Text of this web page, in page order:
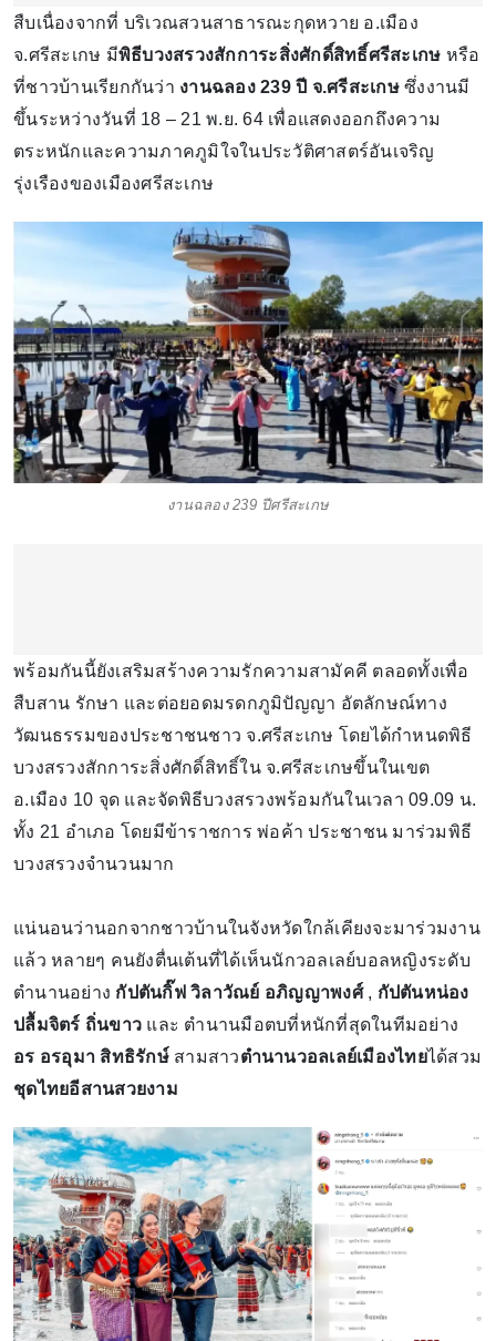
สืบเนื่องจากที่ บริเวณสวนสาธารณะกุดหวาย อ.เมือง
จ.ศรีสะเกษ มีพิธีบวงสรวงสักการะสิ่งศักดิ์สิทธิ์ศรีสะเกษ หรือ
ที่ชาวบ้านเรียกกันว่า งานฉลอง 239 ปี จ.ศรีสะเกษซึ่งงานมี
ขึ้นระหว่างวันที่ 18 – 21 พ.ย. 64 เพื่อแสดงออกถึงความ
ตระหนักและความภาคภูมิใจในประวัติศาสตร์อันเจริญ
รุ่งเรืองของเมืองศรีสะเกษ
งานฉลอง 239 ปีศรีสะเกษ
พร้อมกันนี้ยังเสริมสร้างความรักความสามัคคี ตลอดทั้งเพื่อ
สืบสาน รักษา และต่อยอดมรดกภูมิปัญญา อัตลักษณ์ทาง
วัฒนธรรมของประชาชนชาว จ.ศรีสะเกษ โดยได้กำหนดพิธี
บวงสรวงสักการะสิ่งศักดิ์สิทธิ์ใน จ.ศรีสะเกษขึ้นในเขต
อ.เมือง 10 จุด และจัดพิธีบวงสรวงพร้อมกันในเวลา 09.09 น.
ทั้ง 21 อำเภอ โดยมีข้าราชการ พ่อค้า ประชาชน มาร่วมพิธี
บวงสรวงจำนวนมาก
แน่นอนว่านอกจากชาวบ้านในจังหวัดใกล้เคียงจะมาร่วมงาน
แล้ว หลายๆ คนยังตื่นเต้นที่ได้เห็นนักวอลเลย์บอลหญิงระดับ
ตำนานอย่าง กัปตันกิ๊ฟ วิลาวัณย์ อภิญญาพงศ์, กัปตันหน่อง
ปลื้มจิตร์ ถิ่นขาว และ ตำนานมือตบที่หนักที่สุดในทีมอย่าง
อร อรอุมา สิทธิรักษ์สามสาวตำนานวอลเลย์เมืองไทยได้สวม
ชุดไทยอีสานสวยงาม